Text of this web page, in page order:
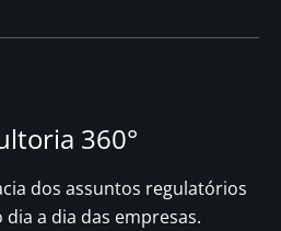
360°
dos assuntos regulatórios
a dia das empresas.